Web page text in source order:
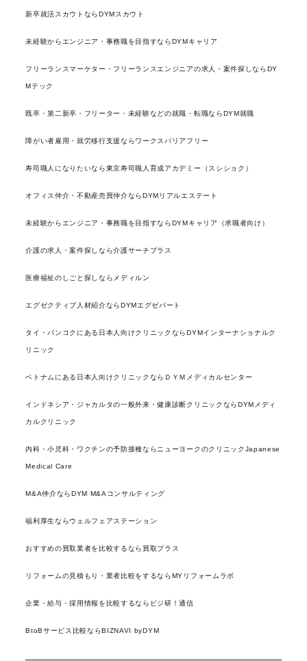
新卒就活スカウトならDYMスカウト
未経験からエンジニア・事務職を目指すならDYMキャリア
フリーランスマーケター・フリーランスエンジニアの求人・案件探しならDY
Mテック
既卒・第二新卒・フリーター・未経験などの就職・転職ならDYM就職
障がい者雇用・就労移行支援ならワークスバリアフリー
寿司職人になりたいなら東京寿司職人育成アカデミー（スシショク）
オフィス仲介・不動産売買仲介ならDYMリアルエステート
未経験からエンジニア・事務職を目指すならDYMキャリア（求職者向け）
介護の求人・案件探しなら介護サーチプラス
医療福祉のしごと探しならメディルン
エグゼクティブ人材紹介ならDYMエグゼパート
タイ・バンコクにある日本人向けクリニックならDYMインターナショナルク
リニック
ベトナムにある日本人向けクリニックならＤＹＭメディカルセンター
インドネシア・ジャカルタの一般外来・健康診断クリニックならDYMメディ
カルクリニック
内科・小児科・ワクチンの予防接種ならニューヨークのクリニックJapanese
Medical Care
M&A仲介ならDYM M&Aコンサルティング
福利厚生ならウェルフェアステーション
おすすめの買取業者を比較するなら買取プラス
リフォームの見積もり・業者比較をするならMYリフォームラボ
企業・給与・採用情報を比較するならビジ研！通信
BtoBサービス比較ならBIZNAVI byDYM